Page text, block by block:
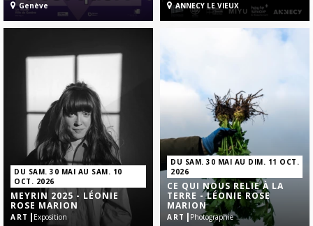
Genève
ANNECY LE VIEUX
DU SAM. 30 MAI AU SAM. 10
OCT. 2026
MEYRIN 2025 - LÉONIE
ROSE MARION
ART | Exposition
DU SAM. 30 MAI AU DIM. 11 OCT.
2026
CE QUI NOUS RELIE À LA
TERRE - LÉONIE ROSE
MARION
ART | Photographie